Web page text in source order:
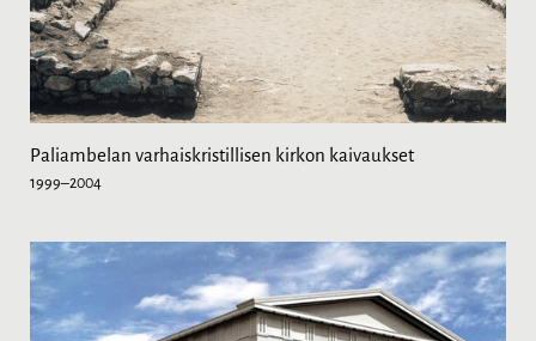
Paliambelan varhaiskristillisen kirkon kaivaukset
1999–2004